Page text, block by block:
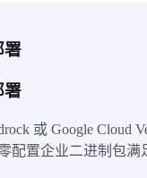
署
署
或 Google Cloud
配置企业二进制包满